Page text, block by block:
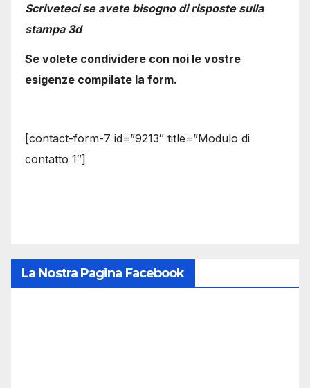
Scriveteci se avete bisogno di risposte sulla
stampa 3d
Se volete condividere con noi le vostre
esigenze compilate la form.
[contact-form-7 id=”9213″ title=”Modulo di
contatto 1″]
La Nostra Pagina Facebook